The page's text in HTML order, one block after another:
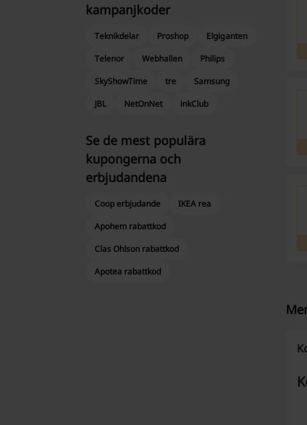
kampanjkoder
Teknikdelar Proshop
Elgiganten
Telenor
Webhallen
Philips
SkyShowTime
tre
Samsung
JBL
NetOnNet inkClub
Se de mest populära
kupongerna och
erbjudandena
Coop erbjudande
IKEA rea
Apohem rabattkod
Clas Ohlson rabattkod
Apotea rabattkod